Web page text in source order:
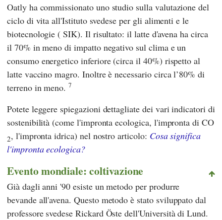
Oatlyha commissionato uno studio sulla valutazione del
ciclo di vitaall'Istituto svedese per gli alimenti e le
biotecnologie (SIK). Il risultato: il latte d'avena ha circa
il 70% in meno di impatto negativo sul clima e un
consumo energetico inferiore (circa il 40%) rispetto al
latte vaccino magro. Inoltre è necessario circa l’80% di
terreno in meno.7
Potete leggere spiegazioni dettagliate dei vari indicatori di
sostenibilità (come l'impronta ecologica, l'impronta di CO
2, l'impronta idrica) nel nostro articolo: Cosa significa
l'impronta ecologica?
Evento mondiale: coltivazione
Già dagli anni '90 esiste un metodo per produrre
bevande all'avena. Questo metodo è stato sviluppato dal
professore svedese Rickard Öste dell'Universitàdi Lund.